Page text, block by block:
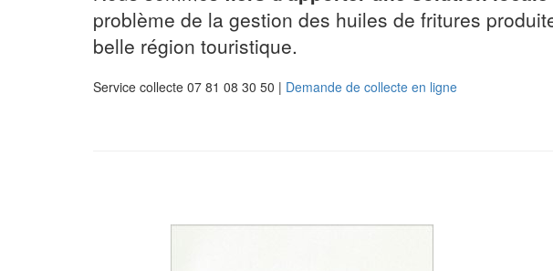
problème de la gestion des huiles de fritures
belle région touristique.
Service collecte 07 81 08 30 50 | Demande de collecte en ligne